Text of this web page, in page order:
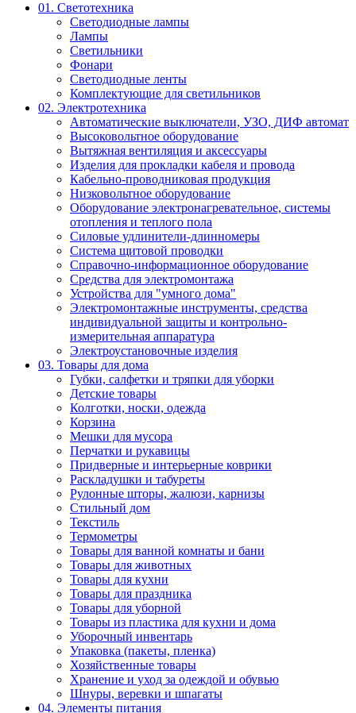
01. Светотехника
Светодиодные лампы
Лампы
Светильники
Фонари
Светодиодные ленты
Комплектующие для светильников
02. Электротехника
Автоматические выключатели, УЗО, ДИФ автомат
Высоковольтное оборудование
Вытяжная вентиляция и аксессуары
Изделия для прокладки кабеля и провода
Кабельно-проводниковая продукция
Низковольтное оборудование
Оборудование электронагревательное, системы
отопления и теплого пола
Силовые удлинители-длинномеры
Система щитовой проводки
Справочно-информационное оборудование
Средства для электромонтажа
Устройства для "умного дома"
Электромонтажные инструменты, средства
индивидуальной защиты и контрольно-
измерительная аппаратура
Электроустановочные изделия
03. Товары для дома
Губки, салфетки и тряпки для уборки
Детские товары
Колготки, носки, одежда
Корзина
Мешки для мусора
Перчатки и рукавицы
Придверные и интерьерные коврики
Раскладушки и табуреты
Рулонные шторы, жалюзи, карнизы
Стильный дом
Текстиль
Термометры
Товары для ванной комнаты и бани
Товары для животных
Товары для кухни
Товары для праздника
Товары для уборной
Товары из пластика для кухни и дома
Уборочный инвентарь
Упаковка (пакеты, пленка)
Хозяйственные товары
Хранение и уход за одеждой и обувью
Шнуры, веревки и шпагаты
04. Элементы питания